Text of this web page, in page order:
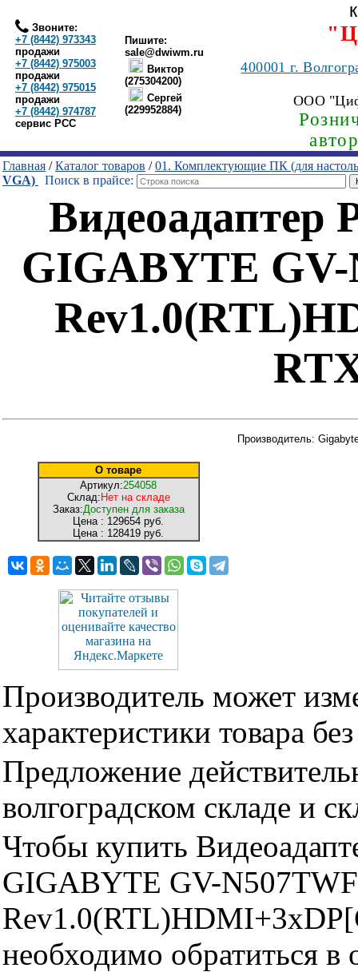
Звоните:
+7 (8442) 973343
продажи
+7 (8442) 975003
продажи
+7 (8442) 975015
продажи
+7 (8442) 974787
сервис РСС
Пишите:
sale@dwiwm.ru
Виктор
(275304200)
Сергей
(229952884)
400001г.
ООО
Главная /Каталог товаров /01. Комплектующие ПК (для
VGA)
Поиск в прайсе:
Видеоадаптер
GIGABYTE GV-
О товаре
Артикул:254058
Склад: Нет на складе
Заказ:Доступен для заказа
Цена : 129654 руб.
Цена : 128419 руб.
Производитель:
Производитель может
характеристики товара
Предложение
волгоградском складе и
Чтобы купить
GIGABYTE GV-
необходимо